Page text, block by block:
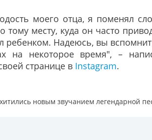
моего отца, я поменял
тому месту, куда он часто
ребенком. Надеюсь, вы
на некоторое время", –
странице в Instagram.
новым звучанием легендарной